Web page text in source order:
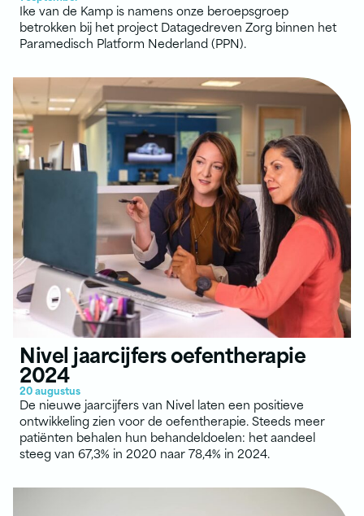
Ike van de Kamp is namens onze beroepsgroep
betrokken bij het project Datagedreven Zorg binnen het
Paramedisch Platform Nederland (PPN).
Nivel jaarcijfers oefentherapie
2024
20 augustus
De nieuwe jaarcijfers van Nivel laten een positieve
ontwikkeling zien voor de oefentherapie. Steeds meer
patiënten behalen hun behandeldoelen: het aandeel
steeg van 67,3% in 2020 naar 78,4% in 2024.